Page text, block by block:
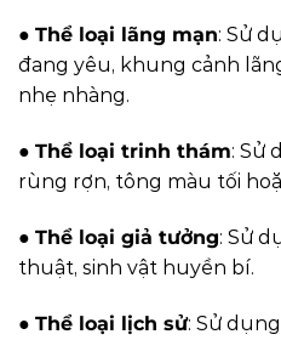
● Thể loại lãng mạn: Sử
đang yêu, khung cảnh
nhẹ nhàng.
● Thể loại trinh thám: Sử
rùng rợn, tông màu tối
● Thể loại giả tưởng: Sử
thuật, sinh vật huyền bí.
● Thể loại lịch sử: Sử